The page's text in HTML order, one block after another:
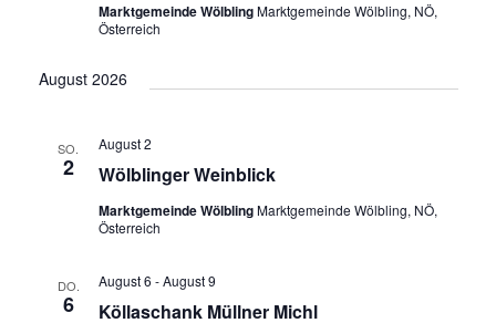
Marktgemeinde WölblingMarktgemeinde Wölbling, NÖ,
Österreich
August 2026
SO.
2 Wölblinger Weinblick
August 2
Marktgemeinde WölblingMarktgemeinde Wölbling, NÖ,
Österreich
DO.
6 Köllaschank Müllner Michl
August 6 -August 9